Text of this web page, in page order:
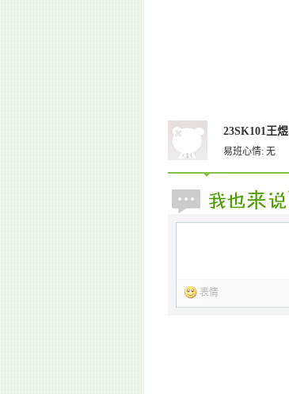
23SK101王煜
易班心情: 无
表情